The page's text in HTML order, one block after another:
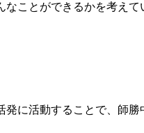
ことができるかを考えて
に活動することで、師